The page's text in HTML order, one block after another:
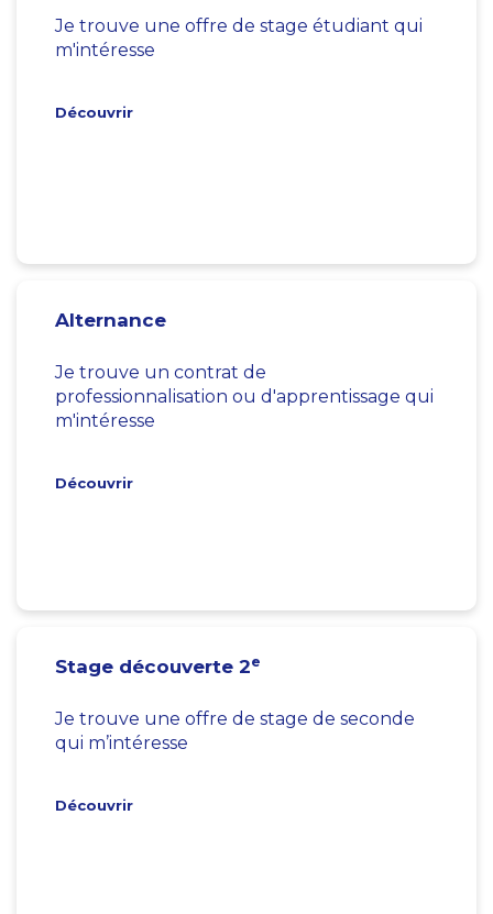
Je trouve une offre de stage étudiant qui
m'intéresse
Découvrir
Alternance
Je trouve un contrat de
professionnalisation ou d'apprentissage qui
m'intéresse
Découvrir
Stage découverte 2e
Je trouve une offre de stage de seconde
qui m’intéresse
Découvrir